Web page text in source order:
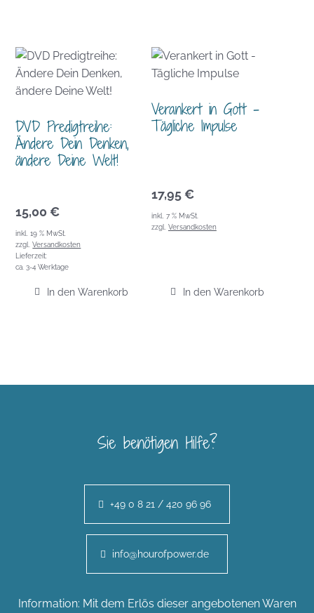
DVD Predigtreihe:
Ändere Dein Denken,
ändere Deine Welt!
15,00 €
inkl. 19 % MwSt.
zzgl.Versandkosten
Lieferzeit:
ca. 3-4 Werktage
In den Warenkorb
Verankert in Gott –
Tägliche Impulse
17,95 €
inkl. 7 % MwSt.
zzgl. Versandkosten
In den Warenkorb
Sie benötigen Hilfe?
+49 0 8 21 / 420 96 96
info@hourofpower.de
Information: Mit dem Erlös dieser angebotenen Waren